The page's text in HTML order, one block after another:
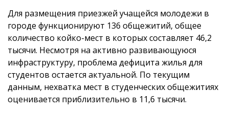
Для размещения приезжей учащейся молодежи в
городе функционируют 136 общежитий, общее
количество койко-мест в которых составляет 46,2
тысячи. Несмотря на активно развивающуюся
инфраструктуру, проблема дефицита жилья для
студентов остается актуальной. По текущим
данным, нехватка мест в студенческих общежитиях
оценивается приблизительно в 11,6 тысячи.